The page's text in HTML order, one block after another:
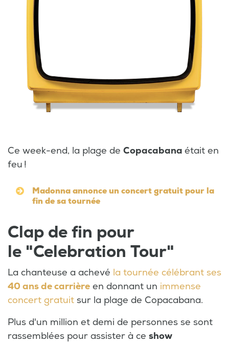
Ce week-end, la plage de Copacabana était en
feu !
Madonna annonce un concert gratuit pour la
fin de sa tournée
Clap de fin pour
le "Celebration Tour"
La chanteuse a achevé la tournée célébrant ses
40 ans de carrière en donnant un immense
concert gratuit sur la plage de Copacabana.
Plus d'un million et demi de personnes se sont
rassemblées pour assister à ce show